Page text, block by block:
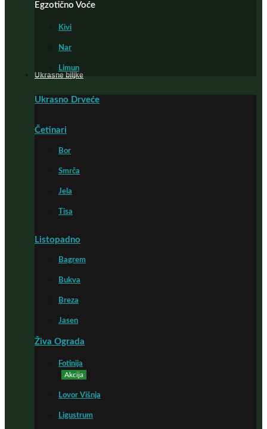
Egzotično Voće
Kivi
Nar
Limun
Ukrasne biljke
Ukrasno Drveće
Četinari
Bor
Smrča
Jela
Tisa
Listopadno
Bagrem
Bukva
Breza
Jasen
Živa Ograda
Fotinija
Akcija
Lovor Višnja
Ligustrum